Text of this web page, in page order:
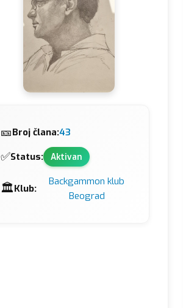
🎫Broj člana:43
✅Status: Aktivan
🏛️Klub:
Backgammon klub
Beograd